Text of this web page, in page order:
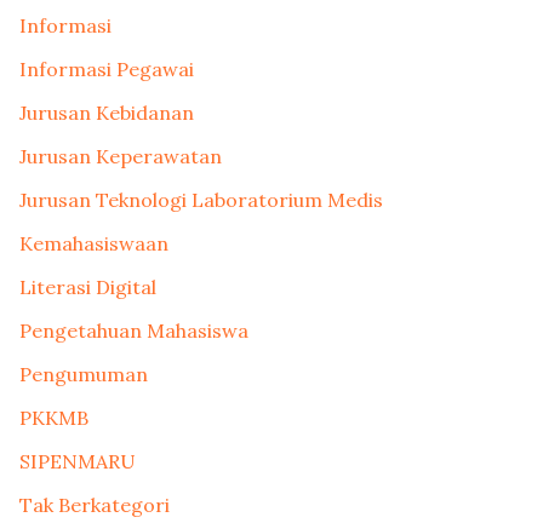
Informasi
Informasi Pegawai
Jurusan Kebidanan
Jurusan Keperawatan
Jurusan Teknologi Laboratorium Medis
Kemahasiswaan
Literasi Digital
Pengetahuan Mahasiswa
Pengumuman
PKKMB
SIPENMARU
Tak Berkategori